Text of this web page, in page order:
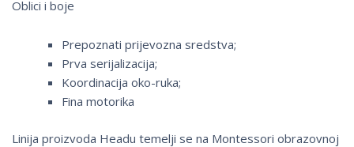
Oblici i boje
Prepoznati prijevozna sredstva;
Prva serijalizacija;
Koordinacija oko-ruka;
Fina motorika
Linija proizvoda Headu temelji se na Montessori obrazovnoj